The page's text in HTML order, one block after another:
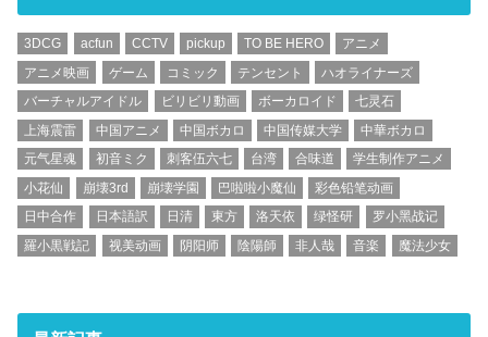
3DCG acfun CCTV pickup TO BE HERO
アニメ
アニメ映画
ゲーム コミック テンセント
ハオライナーズ
バーチャルアイドル
ビリビリ動画 ボーカロイド
七灵石
上海震雷
中国アニメ 中国ボカロ 中国传媒大学
中華ボカロ
元气星魂
初音ミク 刺客伍六七 台湾 合味道
学生制作アニメ
小花仙
崩壊3rd 崩壊学園 巴啦啦小魔仙
彩色铅笔动画
日中合作
日本語訳 日清 東方 洛天依 绿怪研
罗小黑战记
羅小黒戦記
视美动画 阴阳师 陰陽師 非人哉 音楽 魔法少女